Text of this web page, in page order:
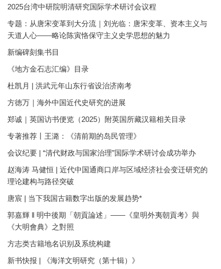
2025台湾中研院明清研究国际学术研讨会议程
专题：从唐宋变革到大分流｜刘光临：唐宋变革、资本主义与
天道人心——略论陈寅恪保守主义史学思想的魅力
新编碑刻集书目
《地方金石志汇编》目录
杜凯月 | 洪武元年山东行省设治济南考
方徳万｜海外中国近代史研究的进展
郑诚｜英国访书便览（2025）附英国所藏汉籍相关目录
专著推荐丨王潞：《清前期的岛民管理》
会议纪要 | “清代财政与国家治理”国际学术研讨会成功举办
赵海涛 马健恒 | 近代中国通商口岸与区域经济社会变迁研究的
理论建构与路径突破
唐宸 | 当下我国古籍数字出版的发展趋势*
郭嘉輝 ‖ 明中後期「朝貢論述」——《皇明外夷朝貢考》與
《大明會典》之對照
方志类古籍地名识别及系统构建
新书快报 | 《海洋文明研究（第十辑）》